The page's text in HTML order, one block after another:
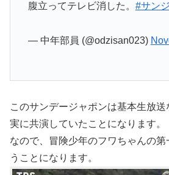
腹立ってテレビ消した。 #サン
— 中年部員 (@odzisan023)
このサンデージャポンは基本生放
実に共演していたことになります。
なので、冒険少年のフワちゃんの
うことになります。